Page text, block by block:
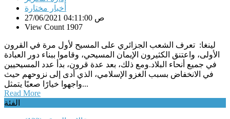
أخبار مختارة
27/06/2021 04:11:00 ص
View Count 1907
لينغا: تعرف الشعب الجزائري على المسيح لأول مرة في القرون
الأولى، واعتنق الكثيرون الإيمان المسيحي، وقاموا ببناء دور العبادة
في جميع أنحاء البلاد.ومع ذلك، بعد عدة قرون، بدأ عدد المسيحيين
في الانخفاض بسبب الغزو الإسلامي، الذي أدى إلى نزوحهم حيث
واجهوا خيارًا صعبًا يتمثل...
Read More
الفئة